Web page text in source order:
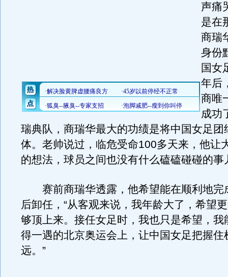
声痛
是在
商瑞
身份
国女
年后
商唯
成功
瑞典队，商瑞华最大的功绩是将中国女足团
体。老帅说过，临危受命100多天来，他让
的想法，球员之间也没有什么磕磕碰碰的事
赛前商瑞华透露，他希望能在顺利地完
后卸任，“从客观来说，我年龄大了，希望
够顶上来。接任女足时，我也只是希望，我
得一遇的北京奥运会上，让中国女足把握住
远。”